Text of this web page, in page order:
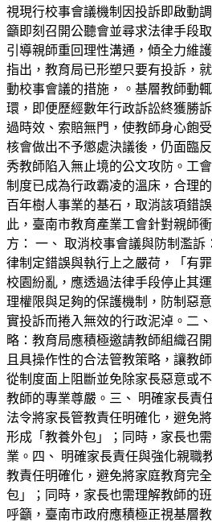
視現行校事會議機制因投訴即啟動
籲即刻召開公聽會並尋求法律手段
引導親師重回理性溝通，傾全力維
指出，教育局已形塑只要有投訴，
動校事會議的措施，。基層教師動
環，即便歷經數年行政訴訟終獲勝
過時效、索賠無門，使教師身心飽
核會做出不予懲處決議後，仍面臨
秀教師陷入無止境的公文攻防。工
制度已成為行政霸凌的溫床，合理
百年樹人事業的基石，取消該項錯
此，臺南市教育產業工會針對親師
方： 一、 取消校事會議與防制濫訴
律制定錯誤與執行上之嚴荷，「有
校園紛亂，應透過法律手段停止其
理權限與足夠的保護機制，防制惡
實投訴而捲入無效的行政泥淖。二
略：教育局應積極邀請教師組織召
且具操作性的合法管教策略，讓教
從制度面上阻斷並免除家長惡意或
教師的專業尊嚴。三、 明確家長責
法令將家長管教責任明確化，避免
形成「教養外包」；同時，家長也
業。四、 明確家長責任與強化親職
教責任明確化，避免將家庭教育完
包」；同時，家長也需理解教師的
呼籲，臺南市政府應積極正視基層